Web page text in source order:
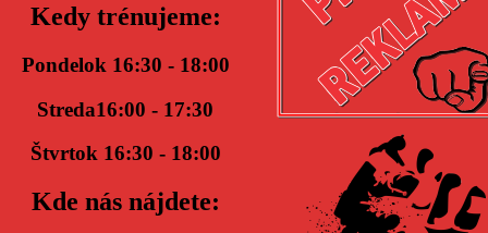
Kedy trénujeme:
Pondelok 16:30 - 18:00
Streda16:00 - 17:30
Štvrtok 16:30 - 18:00
Kde nás nájdete: